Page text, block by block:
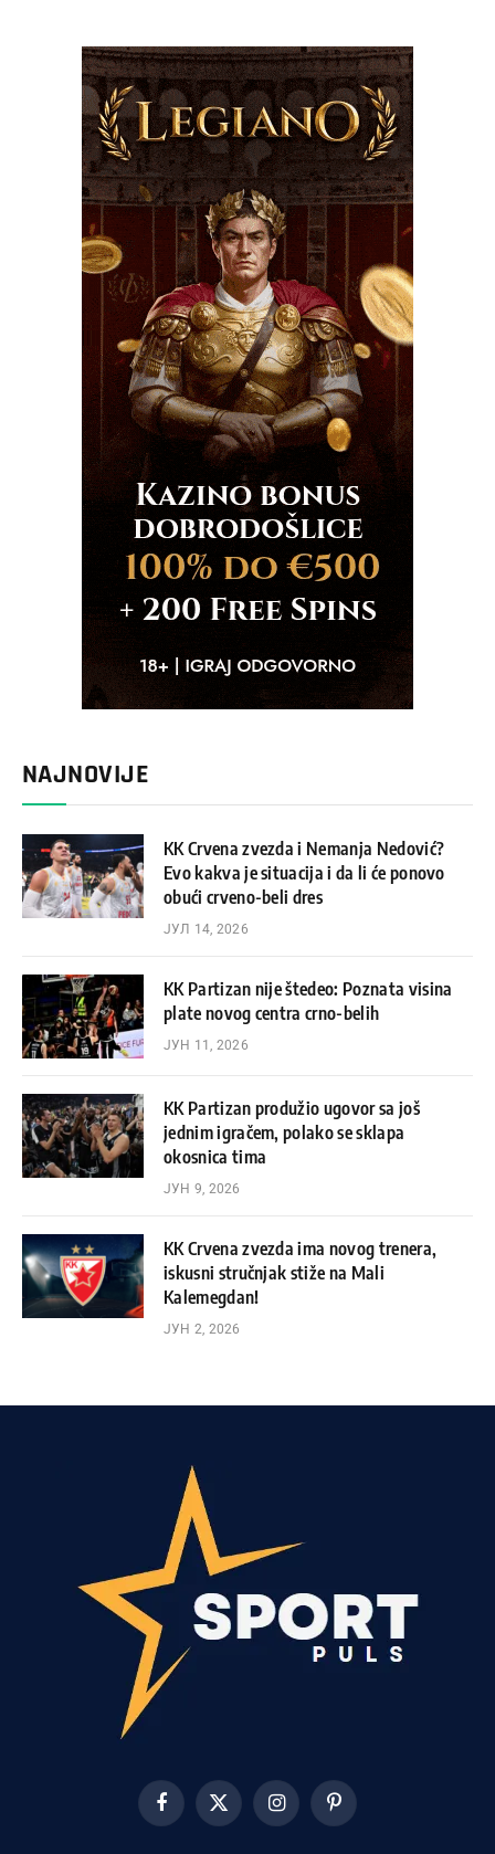
NAJNOVIJE
KK Crvena zvezda i Nemanja Nedović?
Evo kakva je situacija i da li će ponovo
obući crveno-beli dres
ЈУЛ 14, 2026
KK Partizan nije štedeo: Poznata visina
plate novog centra crno-belih
ЈУН 11, 2026
KK Partizan produžio ugovor sa još
jednim igračem, polako se sklapa
okosnica tima
ЈУН 9, 2026
KK Crvena zvezda ima novog trenera,
iskusni stručnjak stiže na Mali
Kalemegdan!
ЈУН 2, 2026
FacebookX
(Twitter)
InstagramPinterest